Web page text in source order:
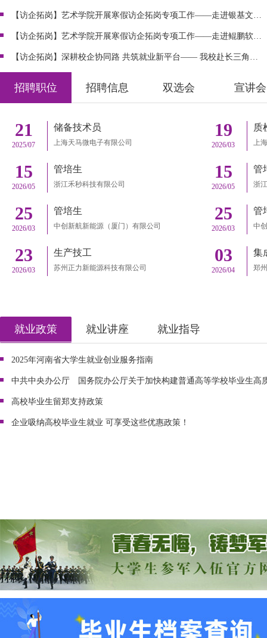
【访企拓岗】艺术学院开展寒假访企拓岗专项工作——走进银基文旅、河南吃瓜有戏文化、新密黄向宇音乐培训
【访企拓岗】艺术学院开展寒假访企拓岗专项工作——走进鲲鹏软件小镇、河南云也听风影业、河南短剧文化
【访企拓岗】深耕校企协同路 共筑就业新平台—— 我校赴长三角访企拓岗
郑州软件职业技术学院简介
招聘职位 招聘信息 双选会 宣讲会
21
2025/07
储备技术员
上海天马微电子有限公司
19
2026/03
质
上
15
2026/05
管培生
浙江禾秒科技有限公司
15
2026/05
管
浙
25
2026/03
管培生
中创新航新能源（厦门）有限公司
25
2026/03
管
中
23
2026/03
生产技工
苏州正力新能源科技有限公司
03
2026/04
集
郑
就业政策 就业讲座 就业指导
2025年河南省大学生就业创业服务指南
​高校毕业生留郑支持政策
企业吸纳高校毕业生就业 可享受这些优惠政策！